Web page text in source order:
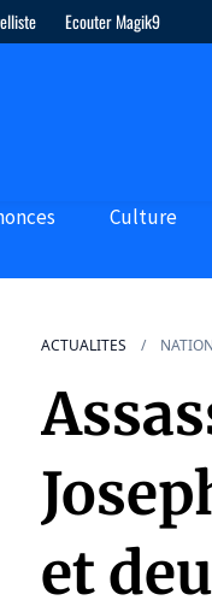
Ecouter Magik9
Culture
ACTUALITES
et